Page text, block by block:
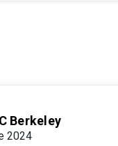
Berkeley
2024